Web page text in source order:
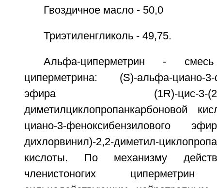
Гвоздичное масло - 50,0
Триэтиленгликоль - 49,75.
Альфа-циперметрин -
циперметрина: (S)-альфа-циано-3-
эфира (1R)-цис-3-(2,2-
диметилциклопропанкарбоновой
циано-3-феноксибензилового
дихлорвинил)-2,2-диметил-
кислоты. По механизму
членистоногих